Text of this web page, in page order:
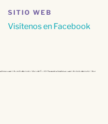
SITIO WEB
Visítenos en Facebook